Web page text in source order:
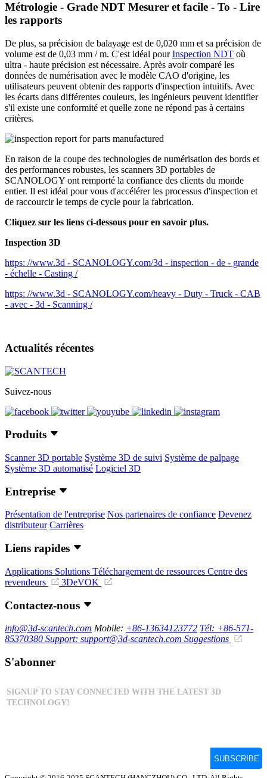
Métrologie - Grade NDT Mesurer et facile - To - Lire
les rapports
De plus, sa précision de balayage est de 0,020 mm et sa précision de
volume est de 0,03 mm / m. C'est idéal pourInspection NDT où
ultra - haute précision est nécessaire. Après avoir comparé les
données de numérisation avec le modèle CAO d'origine, les
utilisateurs peuvent obtenir des rapports d'inspection intuitifs. Avec
les écarts dans différentes couleurs, les ingénieurs peuvent identifier
s'il existe une conformité et quelle zone ne répond pas à certains
critères.
En raison de la coupe des technologies de numérisation des bords et
des performances robustes, les scanners 3D portables de
SCANOLOGY ont remporté la confiance des clients du monde
entier. Il est idéal pour vous d'accélérer les processus d'inspection et
de raccourcir le temps de cycle pour la fabrication.
Cliquez sur les liens ci-dessous pour en savoir plus.
Inspection 3D
https: //www.3d - SCANOLOGY.com/3d - inspection - de - grande
- échelle - Casting /
https: //www.3d - SCANOLOGY.com/heavy - Duty - Truck - CAB
- avec - 3d - Scanning /
Actualités récentes
Suivez-nous
Produits
Scanner 3D portable Système 3D de suivi Système de palpage
Système 3D automatisé Logiciel 3D
Entreprise
Présentation de l'entreprise Nos partenaires de confiance Devenez
distributeur Carrières
Liens rapides
Applications Solutions Téléchargement de ressources Centre des
revendeurs
3DeVOK
Contactez-nous
info@3d-scantech.com Mobile: +86-13634123772 Tél: +86-571-
85370380 Support: support@3d-scantech.com Suggestions
S'abonner